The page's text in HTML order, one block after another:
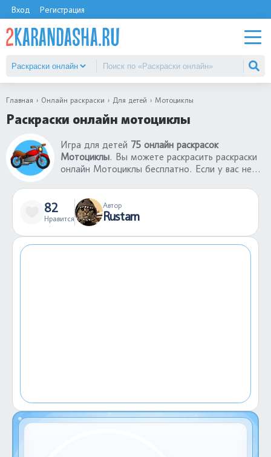
Вход Регистрация
Главная Онлайн раскраски Для детей Мотоциклы
Раскраски онлайн мотоциклы
Игра для детей 75 онлайн раскрасок
Мотоциклы. Вы можете раскрасить раскраски
онлайн Мотоциклы бесплатно. Если у вас нет
нашим сервисом, где лучшие раскраски онлайн
Мотоциклы. Можете отправить ссылку другу и
вместе играть в раскраски-онлайн. В каталоге
большой выбор раскрасок-онлайн для детей
82
Нравится
Автор
Rustam